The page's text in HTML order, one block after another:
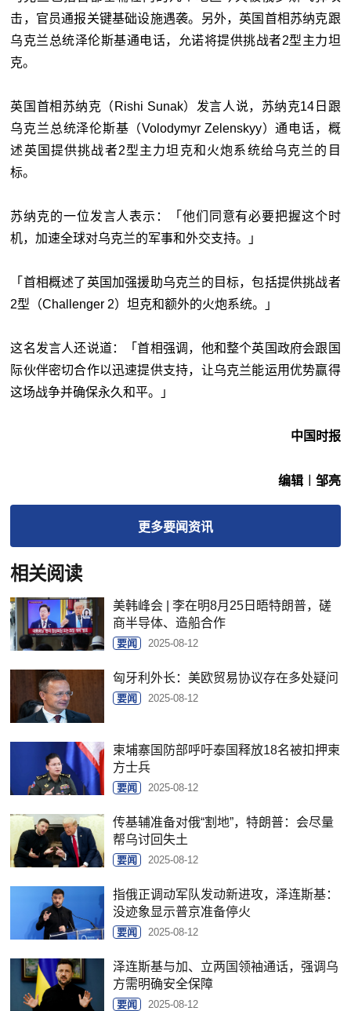
击，官员通报关键基础设施遇袭。另外，英国首相苏纳克跟
乌克兰总统泽伦斯基通电话，允诺将提供挑战者2型主力坦
克。
英国首相苏纳克（Rishi Sunak）发言人说，苏纳克14日跟
乌克兰总统泽伦斯基（Volodymyr Zelenskyy）通电话，概
述英国提供挑战者2型主力坦克和火炮系统给乌克兰的目
标。
苏纳克的一位发言人表示：「他们同意有必要把握这个时
机，加速全球对乌克兰的军事和外交支持。」
「首相概述了英国加强援助乌克兰的目标，包括提供挑战者
2型（Challenger 2）坦克和额外的火炮系统。」
这名发言人还说道：「首相强调，他和整个英国政府会跟国
际伙伴密切合作以迅速提供支持，让乌克兰能运用优势赢得
这场战争并确保永久和平。」
中国时报
编辑︱邹亮
更多要闻资讯
相关阅读
美韩峰会 | 李在明8月25日晤特朗普，磋
商半导体、造船合作
要闻 2025-08-12
匈牙利外长：美欧贸易协议存在多处疑问
要闻 2025-08-12
柬埔寨国防部呼吁泰国释放18名被扣押柬
方士兵
要闻 2025-08-12
传基辅准备对俄“割地”，特朗普：会尽量
帮乌讨回失土
要闻 2025-08-12
指俄正调动军队发动新进攻，泽连斯基：
没迹象显示普京准备停火
要闻 2025-08-12
泽连斯基与加、立两国领袖通话，强调乌
方需明确安全保障
要闻 2025-08-12